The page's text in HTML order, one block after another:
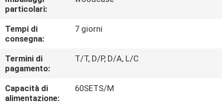
NOTIZIE
CASI
MAPPA
DEL
particolari:
Tempi di
consegna:
7 giorni
Termini di
pagamento:
T/T, D/P, D/A, L/C
Capacità di
alimentazione:
60SETS/M